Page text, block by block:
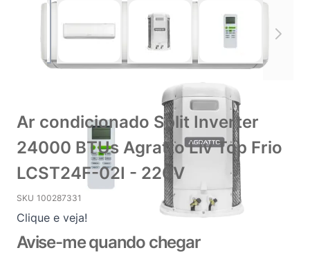
View larger image View larger imageView larger
Ar condicionado Split Inverter
24000 BTUs Agratto Liv Top Frio
LCST24F-02I - 220V
SKU 100287331
Clique e veja!
Avise-me quando chegar